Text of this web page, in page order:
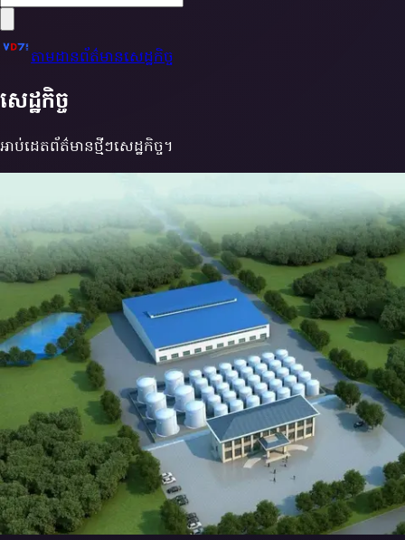
ទំព័រដើម ព័ត៌មានជាតិ
សង្គមផ្សេងៗ
តាមដានព័ត៌មានសេដ្ឋកិច្ច
សេដ្ឋកិច្ច
អាប់ដេតព័ត៌មានថ្មីៗសេដ្ឋកិច្ច។